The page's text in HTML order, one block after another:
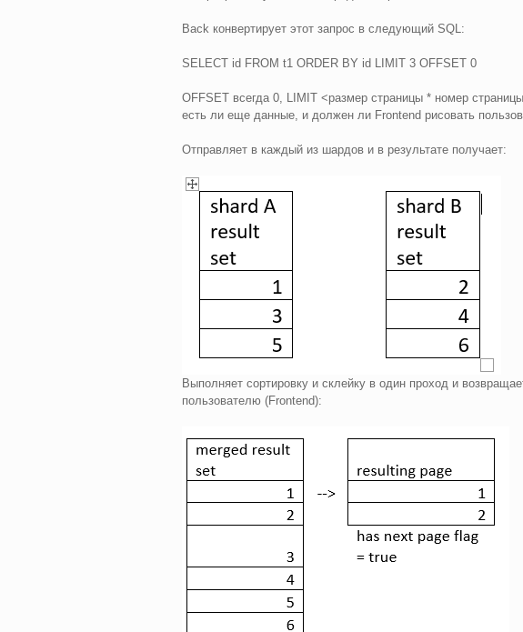
Back конвертирует этот запрос в следующий SQL:
SELECT id FROM t1 ORDER BY id LIMIT 3 OFFSET 0
OFFSET всегда 0, LIMIT <размер страницы * номер
есть ли еще данные, и должен ли Frontend рисовать
Отправляет в каждый из шардов и в результате получает:
Выполняет сортировку и склейку в один проход и
пользователю (Frontend):